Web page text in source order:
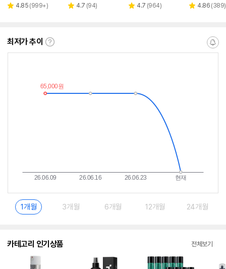
별 4.85 리
(999+)
버페
별 4.7 리
(94)
버페
별 4.7 리
(964)
별 4.86 리
(389)
최저가 추이
최
이
란?
알
1개월 3개월 6개월 12개월 24개월
카테고리 인기상품 전체보기